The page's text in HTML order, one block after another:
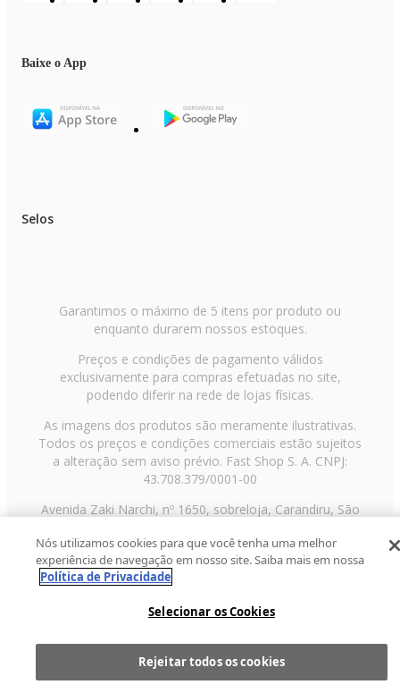
Baixe o App
Selos
Garantimos o máximo de 5 itens por produto ou
enquanto durarem nossos estoques.
Preços e condições de pagamento válidos
exclusivamente para compras efetuadas no site,
podendo diferir na rede de lojas físicas.
As imagens dos produtos são meramente ilustrativas.
Todos os preços e condições comerciais estão sujeitos
a alteração sem aviso prévio. Fast Shop S. A. CNPJ:
43.708.379/0001-00
Avenida Zaki Narchi, nº 1650, sobreloja, Carandiru, São
2013 Fast Shop - Todos os direitos reservadosRF
Nós utilizamos cookies para que você tenha uma melhor
experiência de navegação em nosso site. Saiba mais em nossa
Política de Privacidade
Selecionar os Cookies
Rejeitar todos os cookies